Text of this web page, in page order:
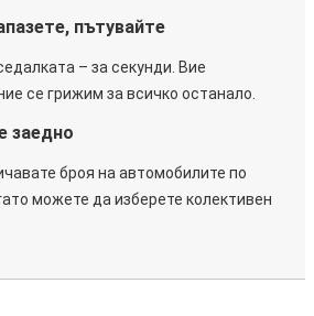
пътувайте
– за секунди. Вие
се грижим за всичко останало.
заедно
броя на автомобилите по
можете да изберете колективен